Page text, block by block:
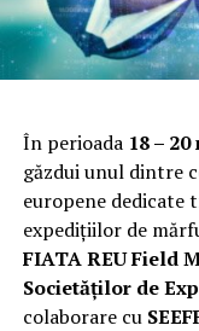
În perioada 18 –
găzdui unul dintre
europene
expedițiilor de
FIATA REU Field
Societăților de
colaborare cu